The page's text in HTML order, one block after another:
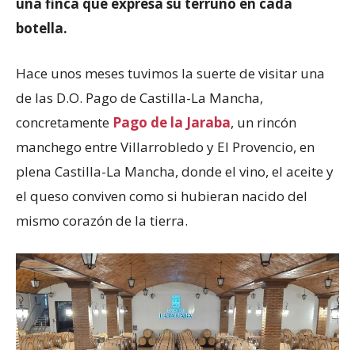
botella.
Hace unos meses tuvimos la suerte de visitar una
de las D.O. Pago de Castilla-La Mancha,
concretamente Pago de la Jaraba, un rincón
manchego entre Villarrobledo y El Provencio, en
plena Castilla-La Mancha, donde el vino, el aceite y
el queso conviven como si hubieran nacido del
mismo corazón de la tierra.